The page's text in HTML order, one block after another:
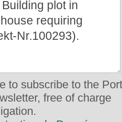
to subscribe to the
free of charge